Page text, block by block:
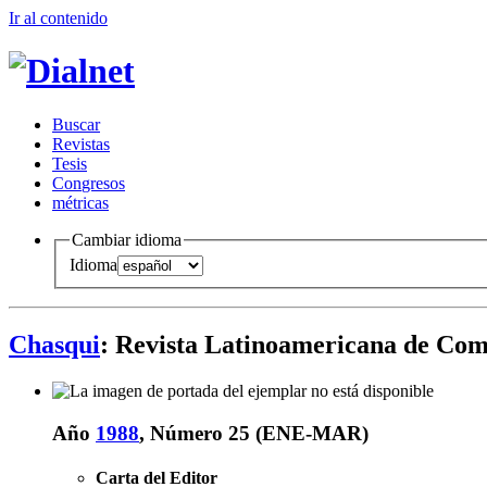
Ir al contenido
Buscar
Revistas
Tesis
Congresos
métricas
Cambiar idioma
Idioma
Chasqui: Revista Latinoamericana de
Año 1988, Número 25 (ENE-MAR)
Carta del Editor